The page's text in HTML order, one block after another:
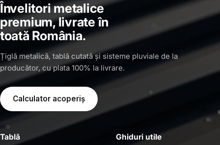
Învelitori metalice
premium, livrate în
toată România.
Țiglă metalică, tablă cutată și sisteme pluviale de la
producător, cu plata 100% la livrare.
Calculator acoperiș
Tablă Ghiduri utile